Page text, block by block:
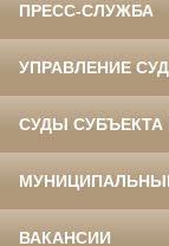
ПРЕСС-СЛУЖБА
УПРАВЛЕНИЕ
СУДЫ СУБЪЕКТА
ВАКАНСИИ